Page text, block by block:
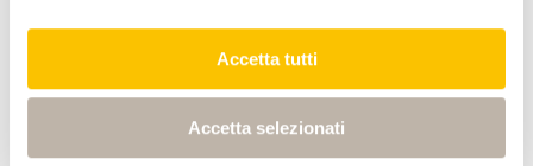
Accetta tutti
Accetta selezionati
1:30
1:30